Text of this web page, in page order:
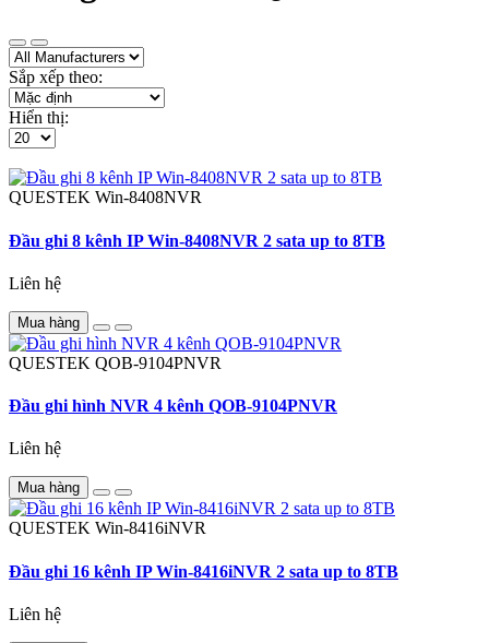
Sắp xếp theo:
Hiển thị:
QUESTEK Win-8408NVR
Đầu ghi 8 kênh IP Win-8408NVR 2 sata up to 8TB
Liên hệ
Mua hàng
QUESTEK QOB-9104PNVR
Đầu ghi hình NVR 4 kênh QOB-9104PNVR
Liên hệ
Mua hàng
QUESTEK Win-8416iNVR
Đầu ghi 16 kênh IP Win-8416iNVR 2 sata up to 8TB
Liên hệ